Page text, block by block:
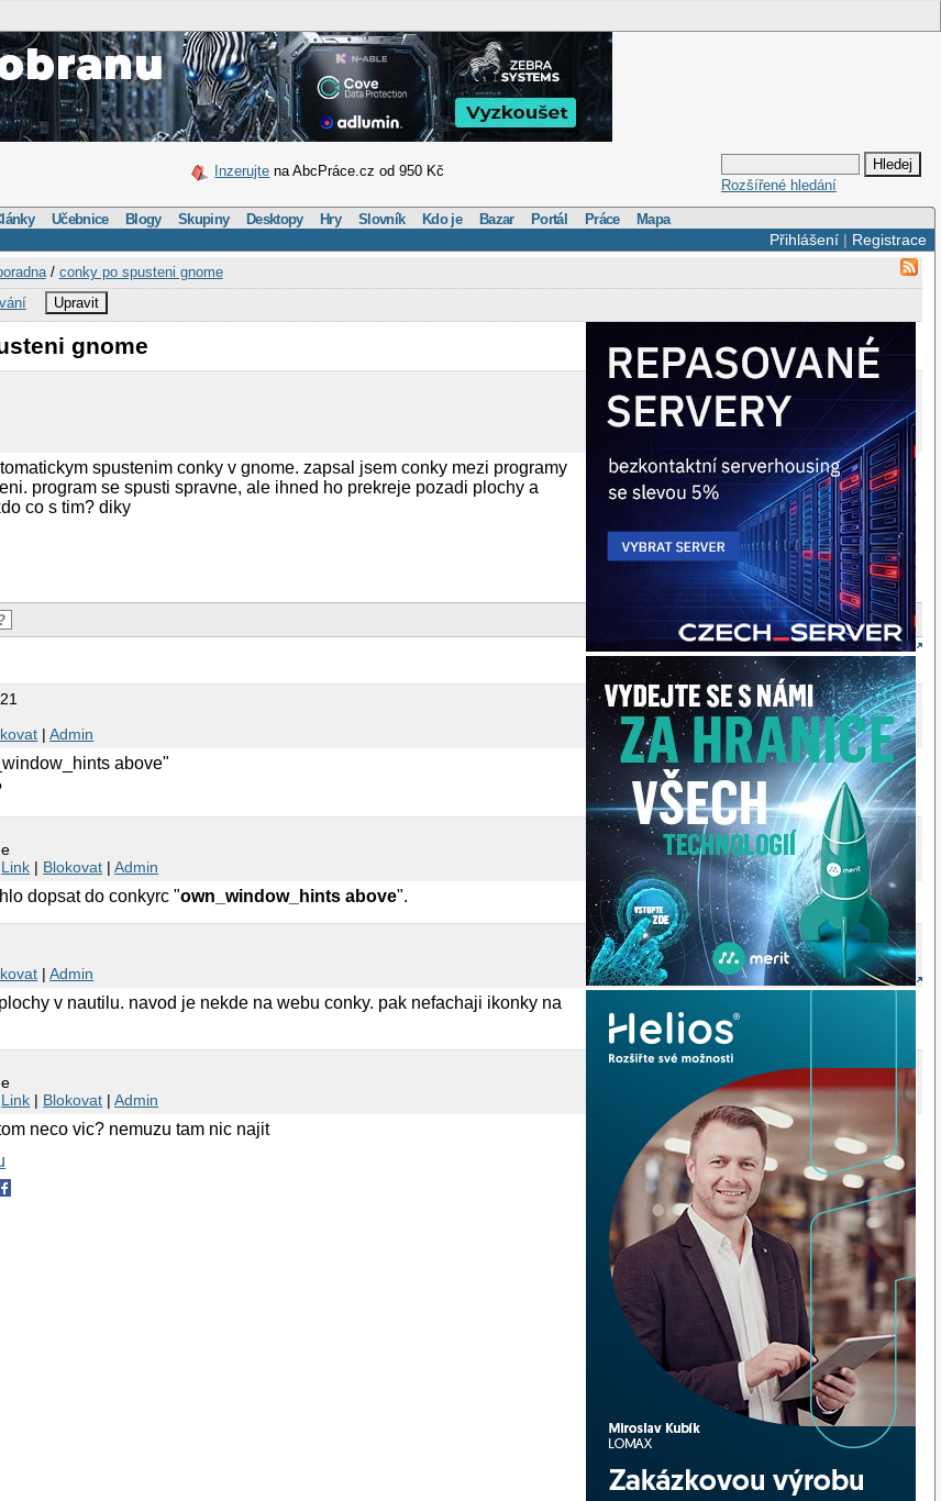
Inzerujte na AbcPráce.cz od 950 Kč
Rozšířené hledání
Učebnice Blogy Skupiny Desktopy Hry Slovník Kdo je Bazar Portál Práce Mapa
Přihlášení| Registrace
/ conky po spusteni gnome
Upravit
gnome
spustenim conky v gnome. zapsal jsem conky mezi programy
program se spusti spravne, ale ihned ho prekreje pozadi plochy a
co s tim? diky
|Admin
above"
Link | Blokovat |Admin
dopsat do conkyrc "own_window_hints above".
|Admin
v nautilu. navod je nekde na webu conky. pak nefachaji ikonky na
Link | Blokovat |Admin
neco vic? nemuzu tam nic najit